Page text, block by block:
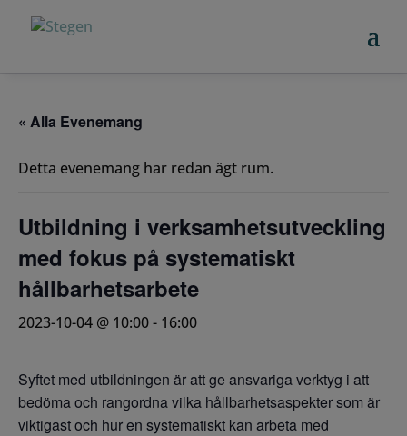
« Alla Evenemang
Detta evenemang har redan ägt rum.
Utbildning i verksamhetsutveckling
med fokus på systematiskt
hållbarhetsarbete
2023-10-04 @ 10:00- 16:00
Syftet med utbildningen är att ge ansvariga verktyg i att
bedöma och rangordna vilka hållbarhetsaspekter som är
viktigast och hur en systematiskt kan arbeta med